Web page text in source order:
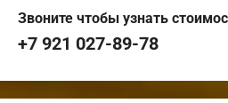
Звоните чтобы узнать
+7 921 027-89-78